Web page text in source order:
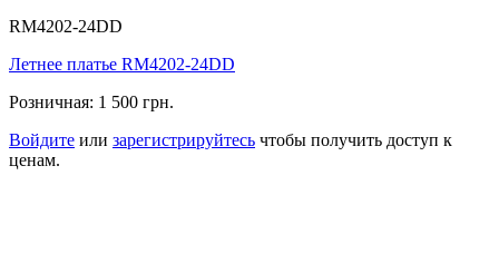
RM4202-24DD
Летнее платье RM4202-24DD
Розничная: 1 500 грн.
Войдите или зарегистрируйтесь чтобы получить доступ к
ценам.